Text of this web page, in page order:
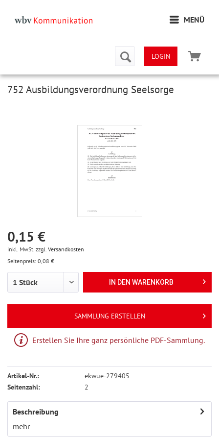
MENÜ
LOGIN
752 Ausbildungsverordnung Seelsorge
0,15 €
inkl. MwSt. zzgl. Versandkosten
Seitenpreis: 0,08 €
IN DEN WARENKORB
SAMMLUNG ERSTELLEN
Erstellen Sie Ihre ganz persönliche PDF-Sammlung.
Artikel-Nr.:
ekwue-279405
Seitenzahl:
2
Beschreibung
mehr